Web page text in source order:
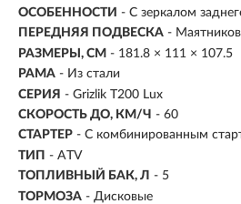
ОСОБЕННОСТИ - С зеркалом
ПЕРЕДНЯЯ ПОДВЕСКА -
РАЗМЕРЫ, СМ - 181.8 × 111 × 107.5
РАМА - Из стали
СЕРИЯ - Grizlik T200 Lux
СКОРОСТЬ ДО, КМ/Ч - 60
СТАРТЕР - С комбинированным
ТИП - ATV
ТОПЛИВНЫЙ БАК, Л - 5
ТОРМОЗА - Дисковые